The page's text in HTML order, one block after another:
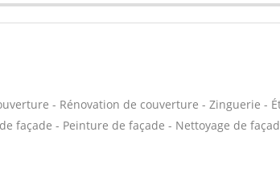
- Rénovation de couverture - Zinguerie -
façade - Peinture de façade - Nettoyage de